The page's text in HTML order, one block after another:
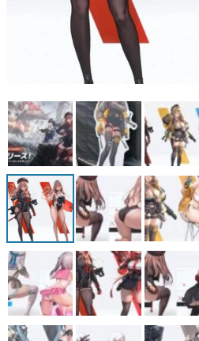
アプリレビュー
その他
電ファミニコゲーマーとは？
運営：株式会社マレ